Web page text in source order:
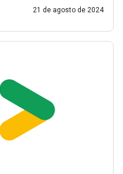
21 de agosto de 2024